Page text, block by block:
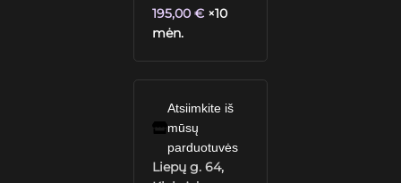
195,00€ ×10
mėn.
Atsiimkite iš
mūsų
parduotuvės
Liepų g. 64,